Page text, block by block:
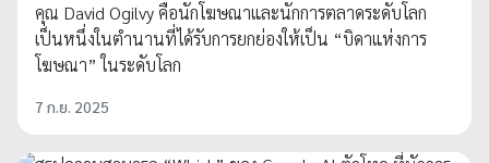
คุณ David Ogilvy คือนักโฆษณาและนักการตลาดระดับโลก
เป็นหนึ่งในตำนานที่ได้รับการยกย่องให้เป็น “บิดาแห่งการ
โฆษณา” ในระดับโลก
7 ก.ย. 2025